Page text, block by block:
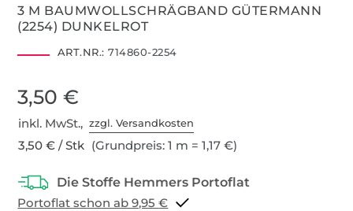
3 M BAUMWOLLSCHRÄGBAND GÜTERMANN
(2254) DUNKELROT
ART.NR.: 714860-2254
3,50 €
inkl. MwSt.,zzgl. Versandkosten
3,50 € / Stk (Grundpreis: 1 m = 1,17 €)
Portoflat schon ab 9,95 €